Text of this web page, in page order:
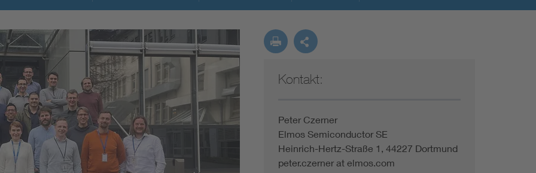
Weitere Themen
Electronic components
Micro system technology
Microelectronics
Kontakt:
Peter Czerner
Elmos Semiconductor SE
Heinrich-Hertz-Straße 1, 44227 Dortmund
peter.czerner at elmos.com